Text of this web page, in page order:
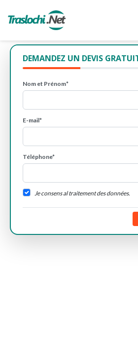
DEMANDEZ UN DEVIS
Nom et Prénom*
E-mail*
Téléphone*
Je consens al traitement des données.